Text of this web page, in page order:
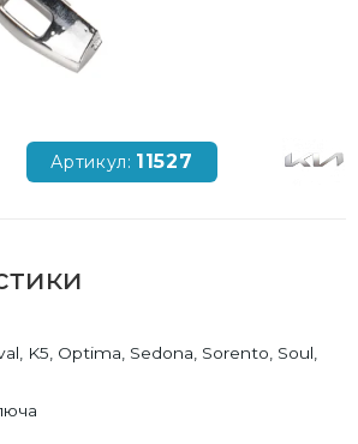
Артикул: 11527
K5, Optima, Sedona, Sorento, Soul,